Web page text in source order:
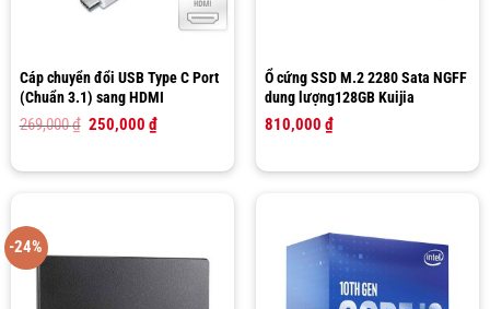
Cáp chuyển đổi USB Type C Port
(Chuẩn 3.1) sang HDMI
269,000₫ Giá
269,000 ₫.
250,000 ₫Giá
là:
Ổ cứng SSD M.2 2280 Sata NGFF
dung lượng128GB Kuijia
810,000 ₫
-24%